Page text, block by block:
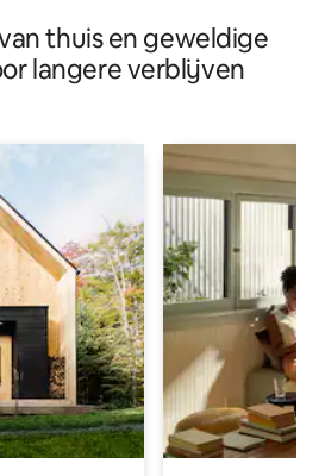
thuis en geweldige
langere verblijven